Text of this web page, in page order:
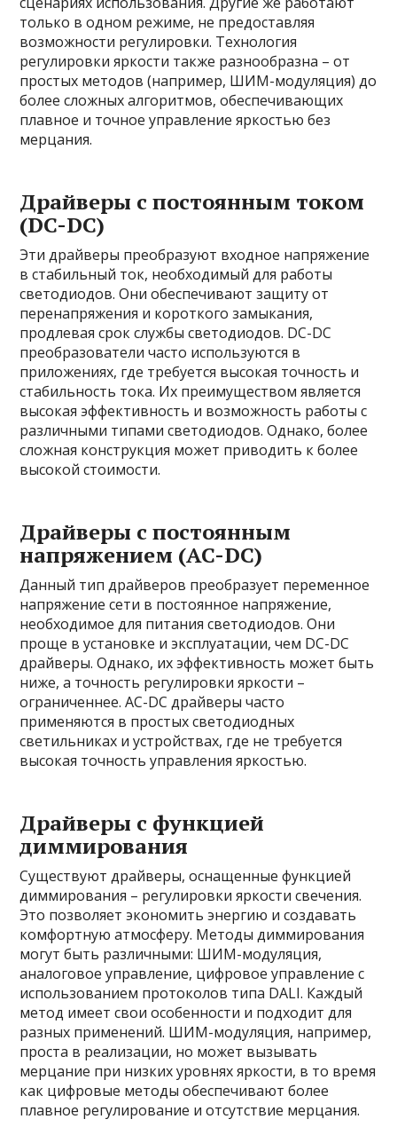
только в одном режиме, не предоставляя
возможности регулировки. Технология
регулировки яркости также разнообразна – от
простых методов (например, ШИМ-модуляция) до
более сложных алгоритмов, обеспечивающих
плавное и точное управление яркостью без
мерцания.
Драйверы с постоянным током
(DC-DC)
Эти драйверы преобразуют входное напряжение
в стабильный ток, необходимый для работы
светодиодов. Они обеспечивают защиту от
перенапряжения и короткого замыкания,
продлевая срок службы светодиодов. DC-DC
преобразователи часто используются в
приложениях, где требуется высокая точность и
стабильность тока. Их преимуществом является
высокая эффективность и возможность работы с
различными типами светодиодов. Однако, более
сложная конструкция может приводить к более
высокой стоимости.
Драйверы с постоянным
напряжением (AC-DC)
Данный тип драйверов преобразует переменное
напряжение сети в постоянное напряжение,
необходимое для питания светодиодов. Они
проще в установке и эксплуатации, чем DC-DC
драйверы. Однако, их эффективность может быть
ниже, а точность регулировки яркости –
ограниченнее. AC-DC драйверы часто
применяются в простых светодиодных
светильниках и устройствах, где не требуется
высокая точность управления яркостью.
Драйверы с функцией
диммирования
Существуют драйверы, оснащенные функцией
диммирования – регулировки яркости свечения.
Это позволяет экономить энергию и создавать
комфортную атмосферу. Методы диммирования
могут быть различными: ШИМ-модуляция,
аналоговое управление, цифровое управление с
использованием протоколов типа DALI. Каждый
метод имеет свои особенности и подходит для
разных применений. ШИМ-модуляция, например,
проста в реализации, но может вызывать
мерцание при низких уровнях яркости, в то время
как цифровые методы обеспечивают более
плавное регулирование и отсутствие мерцания.